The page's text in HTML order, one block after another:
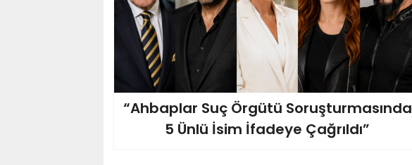
“Ahbaplar Suç Örgütü Soruşturmasında
5 Ünlü İsim İfadeye Çağrıldı”